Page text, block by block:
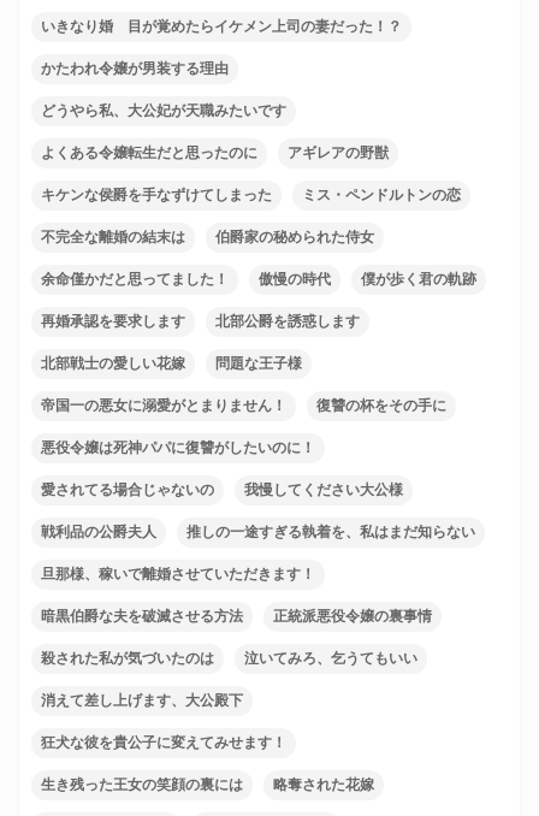
いきなり婚 目が覚めたらイケメン上司の妻だった！？
かたわれ令嬢が男装する理由
どうやら私、大公妃が天職みたいです
よくある令嬢転生だと思ったのに アギレアの野獣
キケンな侯爵を手なずけてしまった ミス・ペンドルトンの恋
不完全な離婚の結末は 伯爵家の秘められた侍女
余命僅かだと思ってました！ 傲慢の時代 僕が歩く君の軌跡
再婚承認を要求します 北部公爵を誘惑します
北部戦士の愛しい花嫁 問題な王子様
帝国一の悪女に溺愛がとまりません！ 復讐の杯をその手に
悪役令嬢は死神パパに復讐がしたいのに！
愛されてる場合じゃないの 我慢してください大公様
戦利品の公爵夫人 推しの一途すぎる執着を、私はまだ知らない
旦那様、稼いで離婚させていただきます！
暗黒伯爵な夫を破滅させる方法 正統派悪役令嬢の裏事情
殺された私が気づいたのは 泣いてみろ、乞うてもいい
消えて差し上げます、大公殿下
狂犬な彼を貴公子に変えてみせます！
生き残った王女の笑顔の裏には 略奪された花嫁